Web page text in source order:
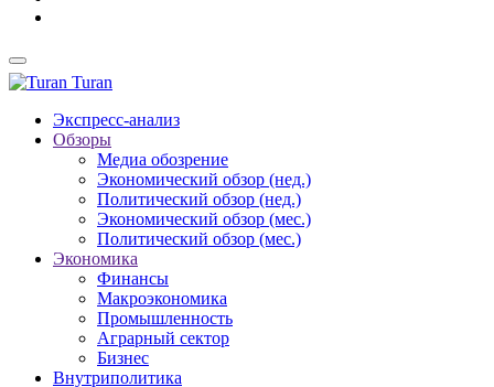
Turan
Экспресс-анализ
Обзоры
Медиа обозрение
Экономический обзор (нед.)
Политический обзор (нед.)
Экономический обзор (мес.)
Политический обзор (мес.)
Экономика
Финансы
Макроэкономика
Промышленность
Аграрный сектор
Бизнес
Внутриполитика